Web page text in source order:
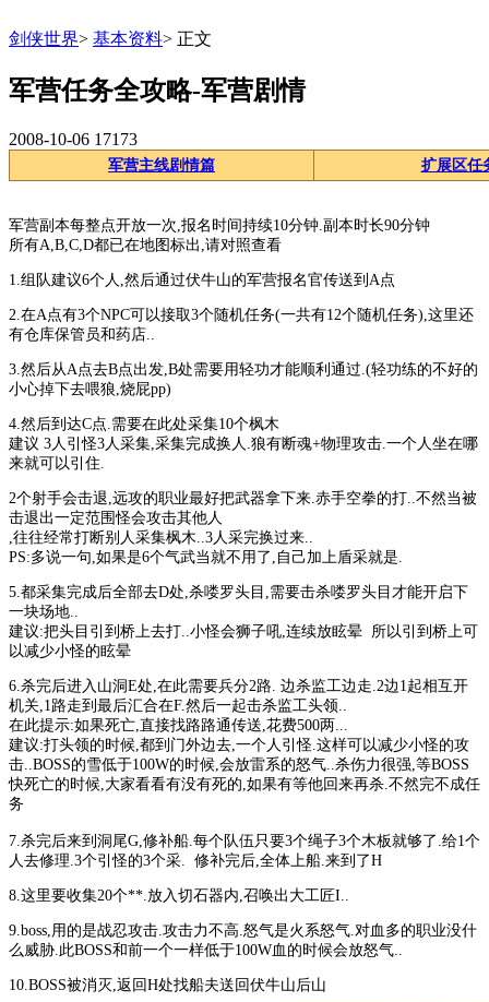
剑侠世界> 基本资料> 正文
军营任务全攻略-军营剧情
2008-10-06 17173
军营主线剧情篇 扩展区任
军营副本每整点开放一次,报名时间持续10分钟.副本时长90分钟
所有A,B,C,D都已在地图标出,请对照查看
1.组队建议6个人,然后通过伏牛山的军营报名官传送到A点
2.在A点有3个NPC可以接取3个随机任务(一共有12个随机任务),这里还
有仓库保管员和药店..
3.然后从A点去B点出发,B处需要用轻功才能顺利通过.(轻功练的不好的
小心掉下去喂狼,烧屁pp)
4.然后到达C点.需要在此处采集10个枫木
建议 3人引怪3人采集,采集完成换人.狼有断魂+物理攻击.一个人坐在哪
来就可以引住.
2个射手会击退,远攻的职业最好把武器拿下来.赤手空拳的打..不然当被
击退出一定范围怪会攻击其他人
,往往经常打断别人采集枫木..3人采完换过来..
PS:多说一句,如果是6个气武当就不用了,自己加上盾采就是.
5.都采集完成后全部去D处,杀喽罗头目,需要击杀喽罗头目才能开启下
一块场地..
建议:把头目引到桥上去打..小怪会狮子吼,连续放眩晕 所以引到桥上可
以减少小怪的眩晕
6.杀完后进入山洞E处,在此需要兵分2路. 边杀监工边走.2边1起相互开
机关,1路走到最后汇合在F.然后一起击杀监工头领..
在此提示:如果死亡,直接找路路通传送,花费500两...
建议:打头领的时候,都到门外边去,一个人引怪.这样可以减少小怪的攻
击..BOSS的雪低于100W的时候,会放雷系的怒气..杀伤力很强,等BOSS
快死亡的时候,大家看看有没有死的,如果有等他回来再杀.不然完不成任
务
7.杀完后来到洞尾G,修补船.每个队伍只要3个绳子3个木板就够了.给1个
人去修理.3个引怪的3个采. 修补完后,全体上船.来到了H
8.这里要收集20个**.放入切石器内,召唤出大工匠I..
9.boss,用的是战忍攻击.攻击力不高.怒气是火系怒气.对血多的职业没什
么威胁.此BOSS和前一个一样低于100W血的时候会放怒气..
10.BOSS被消灭,返回H处找船夫送回伏牛山后山